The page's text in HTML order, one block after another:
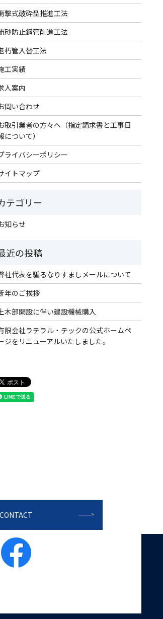
撃式破砕型推進工法
砂防止鋼管削進工法
朽管入替工法
工実績
人案内
問い合わせ
取引業者の方々へ（指定請求書と工事日
について）
ライバシーポリシー
イトマップ
知らせ
社代表を騙るなりすましメールについて
年のご挨拶
木部開設に伴い建設機械購入
限会社ラテラル・テックの公式ホームペ
ジをリニューアルいたしました。
CONTACT